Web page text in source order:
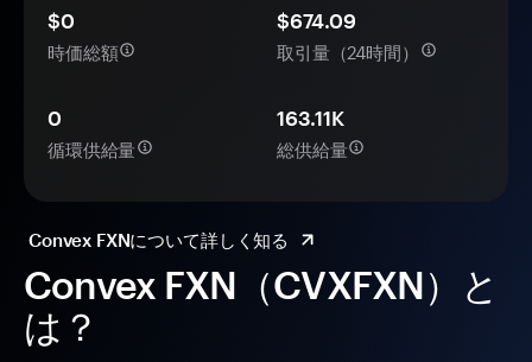
Convex FXN（CVXFXN）と
は？
$0
時価総額
$674.09
取引量（24時間）
0
循環供給量
163.11K
総供給量
Convex FXNについて詳しく知る